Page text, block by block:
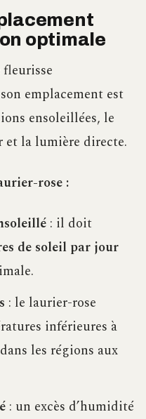
optimale
emplacement est
ensoleillées, le
et la lumière directe.
rose :
: il doit
de soleil par jour
: le laurier-rose
inférieures à
les régions aux
: un excès d’humidité